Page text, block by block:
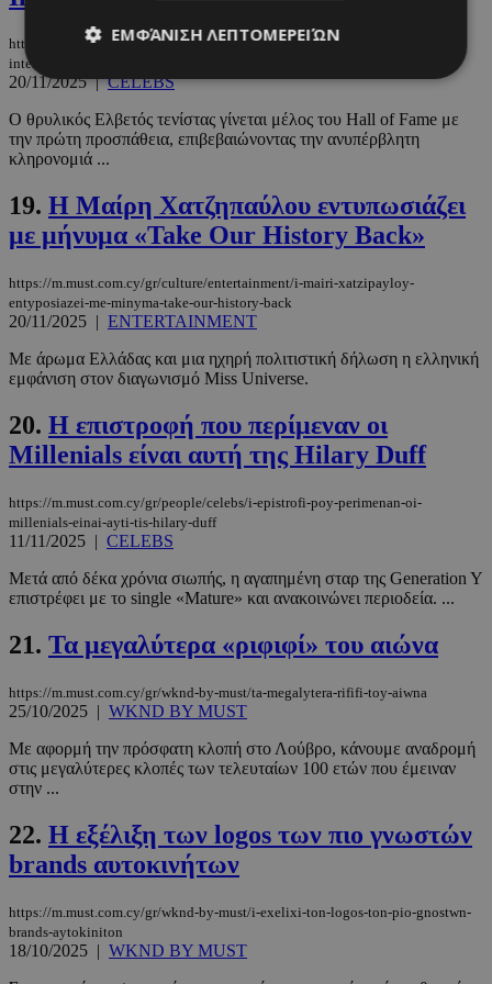
https://m.must.com.cy/gr/people/celebs/o-roger-federer-eisilthe-sto-
international-tennis-hall-of-fame
20/11/2025|CELEBS
Ο θρυλικός Ελβετός τενίστας γίνεται μέλος του Hall of Fame με
την πρώτη προσπάθεια, επιβεβαιώνοντας την ανυπέρβλητη
κληρονομιά ...
19. Η Μαίρη Χατζηπαύλου εντυπωσιάζει
με μήνυμα «Take Our History Back»
https://m.must.com.cy/gr/culture/entertainment/i-mairi-xatzipayloy-
entyposiazei-me-minyma-take-our-history-back
20/11/2025 | ENTERTAINMENT
Με άρωμα Ελλάδας και μια ηχηρή πολιτιστική δήλωση η ελληνική
εμφάνιση στον διαγωνισμό Miss Universe.
20. Η επιστροφή που περίμεναν οι
Millenials είναι αυτή της Hilary Duff
https://m.must.com.cy/gr/people/celebs/i-epistrofi-poy-perimenan-oi-
millenials-einai-ayti-tis-hilary-duff
11/11/2025 | CELEBS
Μετά από δέκα χρόνια σιωπής, η αγαπημένη σταρ της Generation Y
επιστρέφει με το single «Mature» και ανακοινώνει περιοδεία. ...
21. Τα μεγαλύτερα «ριφιφί» του αιώνα
https://m.must.com.cy/gr/wknd-by-must/ta-megalytera-rififi-toy-aiwna
25/10/2025 | WKND BY MUST
Με αφορμή την πρόσφατη κλοπή στο Λούβρο, κάνουμε αναδρομή
στις μεγαλύτερες κλοπές των τελευταίων 100 ετών που έμειναν
στην ...
22. Η εξέλιξη των logos των πιο γνωστών
brands αυτοκινήτων
https://m.must.com.cy/gr/wknd-by-must/i-exelixi-ton-logos-ton-pio-gnostwn-
brands-aytokiniton
18/10/2025 | WKND BY MUST
ΕΜΦΆΝΙΣΗ ΛΕΠΤΟΜΕΡΕΙΏΝ
Απολύτως απαραίτητα
Απόδοσης
Τα απολύτως απαραίτητα cookies επιτρέπουν
βασικές λειτουργίες του ιστότοπου, όπως τη
Ο ιστότοπος δεν μπορεί να χρησιμοποιηθεί σωστά
χωρίς τα απολύτως απαραίτητα cookies.
PinToTopCookie www.must.com.cy
.twitter.com
__cf_bm
Google
Privacy Policy